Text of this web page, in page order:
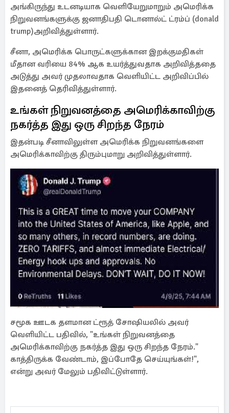
அங்கிருந்து உடனடியாக வெளியேறுமாறும் அமெரிக்க
நிறுவனங்களுக்கு ஜனாதிபதி டொனால்ட் ட்ரம்ப் (donald
trump)அறிவித்துள்ளார்.
சீனா, அமெரிக்க பொருட்களுக்கான இறக்குமதிகள்
மீதான வரியை 84% ஆக உயர்த்துவதாக அறிவித்ததை
அடுத்து அவர் முதலாவதாக வெளியிட்ட அறிவிப்பில்
இதனைத் தெரிவித்துள்ளார்.
உங்கள் நிறுவனத்தை அமெரிக்காவிற்கு
நகர்த்த இது ஒரு சிறந்த நேரம்
இதன்படி சீனாவிலுள்ள அமெரிக்க நிறுவனங்களை
அமெரிக்காவிற்கு திரும்புமாறு அறிவித்துள்ளார்.
சமூக ஊடக தளமான ட்ரூத் சோஷியலில் அவர்
வெளியிட்ட பதிவில், "உங்கள் நிறுவனத்தை
அமெரிக்காவிற்கு நகர்த்த இது ஒரு சிறந்த நேரம்."
காத்திருக்க வேண்டாம், இப்போதே செய்யுங்கள்!",
என்று அவர் மேலும் பதிவிட்டுள்ளார்.